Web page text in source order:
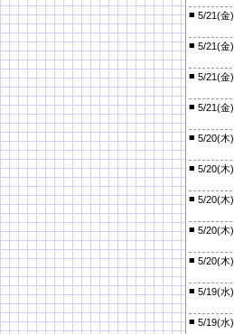
■ 5/21(金)
■ 5/21(金)
■ 5/21(金)
■ 5/21(金)
■ 5/20(木)
■ 5/20(木)
■ 5/20(木)
■ 5/20(木)
■ 5/20(木)
■ 5/19(水)
■ 5/19(水)